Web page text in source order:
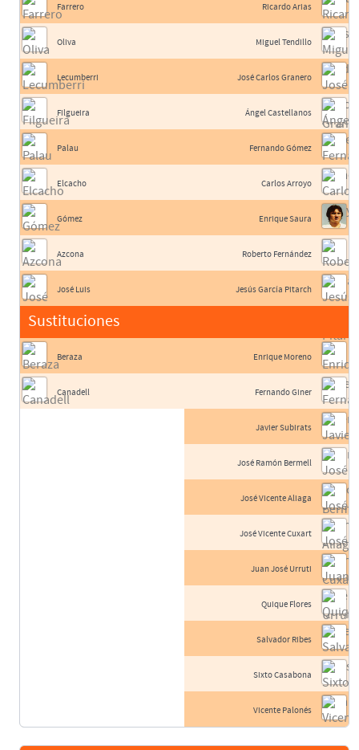
Farrero
Oliva
Lecumberri
Filgueira
Palau
Elcacho
Gómez
Azcona
José Luis
Sustituciones
Beraza
Canadell
Ricardo Arias
Miguel Tendillo
José Carlos Granero
Ángel Castellanos
Fernando Gómez
Carlos Arroyo
Enrique Saura
Roberto Fernández
Jesús García Pitarch
Enrique Moreno
Fernando Giner
Javier Subirats
José Ramón Bermell
José Vicente Aliaga
José Vicente Cuxart
Juan José Urruti
Quique Flores
Salvador Ribes
Sixto Casabona
Vicente Palonés